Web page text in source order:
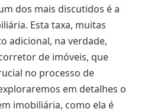
dos mais discutidos é a
Esta taxa, muitas
adicional, na verdade,
de imóveis, que
no processo de
em detalhes o
imobiliária, como ela é